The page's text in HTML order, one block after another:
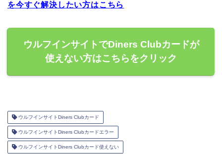
を今すぐ解決したい方はこちら
ウルフインサイトでDiners Clubカードが
使えない方はこちらをクリック
ウルフインサイトDiners Clubカード
ウルフインサイトDiners Clubカードエラー
ウルフインサイトDiners Clubカード使えない